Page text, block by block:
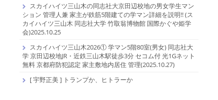
スカイハイツ三山木の同志社大京田辺校地の男女学生マン
ション 管理人兼 家主が鉄筋5階建ての学マン詳細を説明!! (ス
カイハイツ三山木 同志社大学 竹取翁博物館 国際かぐや姫学
会)2025.10.25
スカイハイツ三山木2026① 学マン5階80室(男女) 同志社大
学 京田辺校地JR・近鉄三山木駅徒歩3分 セコム付 光1Gネット
無料 京都府防犯認定 家主敷地内居住 管理(2025.10.27)
[ 宇野正美 ] トランプか、ヒトラーか